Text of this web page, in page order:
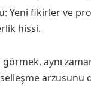
Yeni fikirler ve
hissi.
aynı
arzusunu